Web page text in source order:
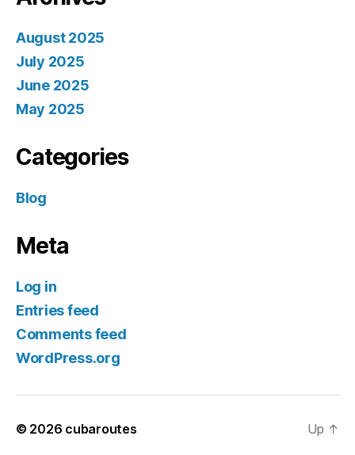
August 2025
July 2025
June 2025
May 2025
Categories
Blog
Meta
Log in
Entries feed
Comments feed
WordPress.org
© 2026 cubaroutes Up ↑